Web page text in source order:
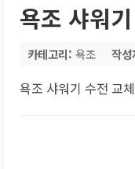
욕조 샤워기
카테고리: 욕조 작성
욕조 샤워기 수전 교